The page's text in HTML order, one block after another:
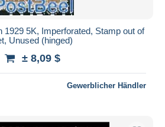
1929 5K, Imperforated, Stamp out of
Unused (hinged)
± 8,09 $
Gewerblicher Händler